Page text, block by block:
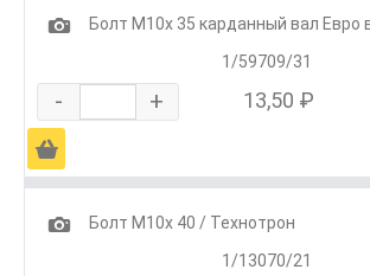
1
Болт М10х 35 карданный вал Евро
1/59709/31
- + 13,50 ₽
Ä
1
Болт М10х 40 / Технотрон
1/13070/21